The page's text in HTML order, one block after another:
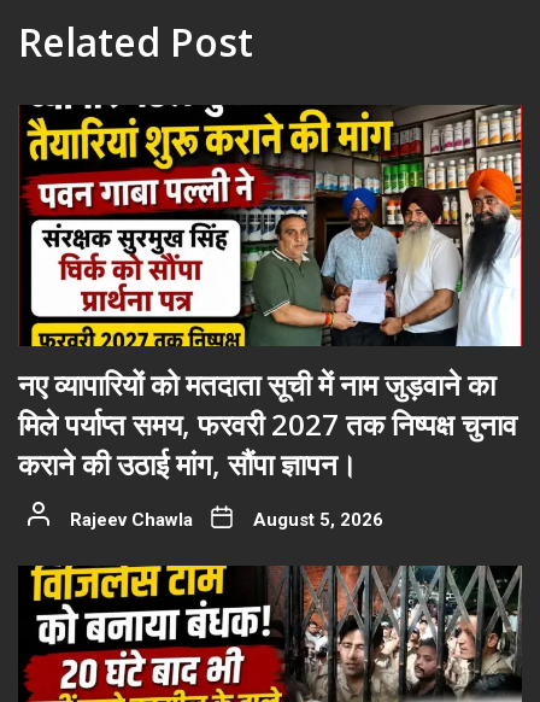
Related Post
नए व्यापारियों को मतदाता सूची में नाम जुड़वाने का
मिले पर्याप्त समय, फरवरी 2027 तक निष्पक्ष चुनाव
कराने की उठाई मांग, सौंपा ज्ञापन।
Rajeev Chawla August 5, 2026